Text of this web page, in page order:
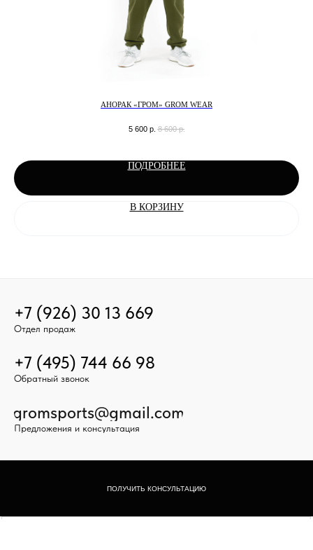
АНОРАК «ГРОМ» GROM WEAR
5 600 р. 8 600 р.
ПОДРОБНЕЕ
В КОРЗИНУ
+7 (495) 744 66 98
gromsports@gmail.com
Предложения и консультация
ПОЛУЧИТЬ КОНСУЛЬТАЦИЮ
+7 (926) 30 13 669
Отдел продаж
Обратный звонок